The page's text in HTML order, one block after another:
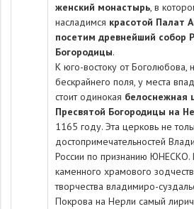
женский монастырь, в
насладимся красотой Палат
посетим древнейший собор
Богородицы.
К юго-востоку от Боголюбова,
бескрайнего поля, у места
стоит одинокая белоснежная
Пресвятой Богородицы на
1165 году. Эта церковь не
достопримечательностей
России по признанию
каменного храмового
творчества владимиро-
Покрова на Нерли самый